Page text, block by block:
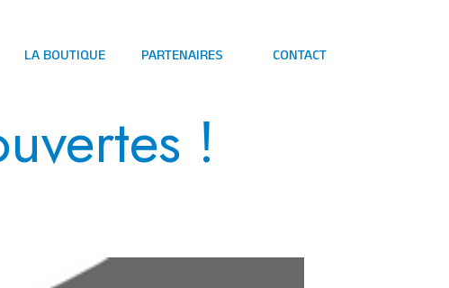
LA BOUTIQUE PARTENAIRES CONTACT
!